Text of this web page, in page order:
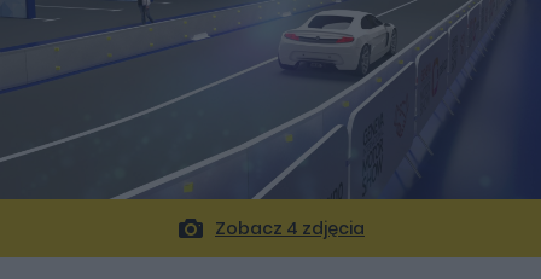
Zobacz 4 zdjęcia